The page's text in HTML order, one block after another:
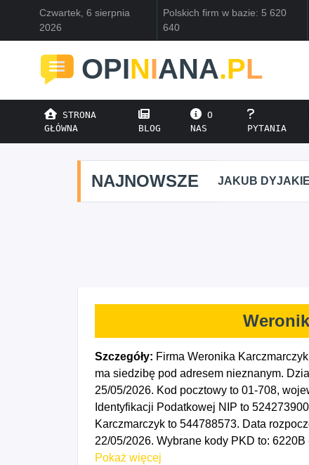
Czwartek, 6 sierpnia
2026
Polskich firm w bazie: 5 620
640
OPINIANA.PL
STRONA
GŁÓWNA
BLOG
O
NAS
PYTANIA
NAJNOWSZE JAKUB
Szczegóły: Firma Weronika
ma siedzibę pod adresem nieznanym.
25/05/2026. Kod pocztowy to 01-708,
Identyfikacji Podatkowej NIP to
Karczmarczyk to 544788573. Data
22/05/2026. Wybrane kody PKD to:
zakresie informatyki oraz zarządzaniem
Pokaż więcej